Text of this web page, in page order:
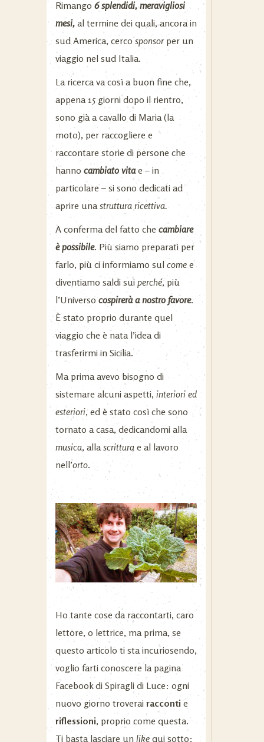
Rimango 6 splendidi, meravigliosi
mesi, al termine dei quali, ancora in
sud America, cercosponsorper un
viaggio nel sud Italia.
La ricerca va così a buon fine che,
appena 15 giorni dopo il rientro,
sono già a cavallo di Maria (la
moto), per raccogliere e
raccontare storie di persone che
hanno cambiato vitae – in
particolare – si sono dedicati ad
aprire unastruttura ricettiva.
A conferma del fatto che cambiare
è possibile. Più siamo preparati per
farlo, più ci informiamo sul come e
diventiamo saldi sui perché, più
l’Universocospirerà a nostro favore.
È stato proprio durante quel
viaggio che è nata l’idea di
trasferirmi in Sicilia.
Ma prima avevo bisogno di
sistemare alcuni aspetti, interiori ed
esteriori, ed è stato così che sono
tornato a casa, dedicandomi alla
musica, allascrittura e al lavoro
nell’orto.
Ho tante cose da raccontarti, caro
lettore, o lettrice, ma prima, se
questo articolo ti sta incuriosendo,
voglio farti conoscere la pagina
Facebook di Spiragli di Luce: ogni
nuovo giorno troverai racconti e
riflessioni, proprio come questa.
Ti basta lasciare un like qui sotto: